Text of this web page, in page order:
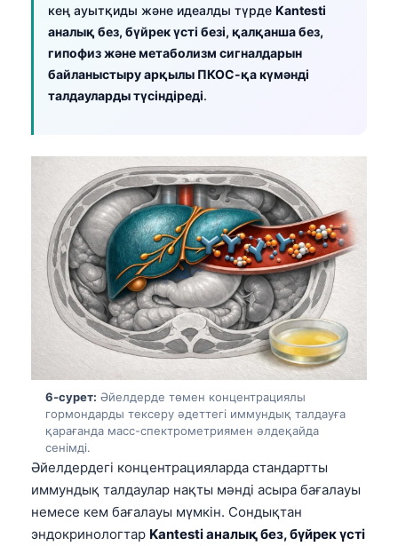
кең ауытқиды және идеалды түрде Kantesti
аналық без, бүйрек үсті безі, қалқанша без,
гипофиз және метаболизм сигналдарын
байланыстыру арқылы ПКОС-қа күмәнді
талдауларды түсіндіреді.
6-сурет: Әйелдерде төмен концентрациялы
гормондарды тексеру әдеттегі иммундық талдауға
қарағанда масс-спектрометриямен әлдеқайда
сенімді.
Әйелдердегі концентрацияларда стандартты
иммундық талдаулар нақты мәнді асыра бағалауы
немесе кем бағалауы мүмкін. Сондықтан
эндокринологтар Kantesti аналық без, бүйрек үсті
मराठी
తెలుగు
தமிழ்
ગુજરાતી
ಕನ್ನಡ
മലയാളം
Bahasa Melayu
Tiếng Việt
Tagalog
ไทย
ဗမာစာ
ភាសាខ្មែរ
Kiswahili
አማርኛ
O‘zbekcha
Suomi
Hrvatski